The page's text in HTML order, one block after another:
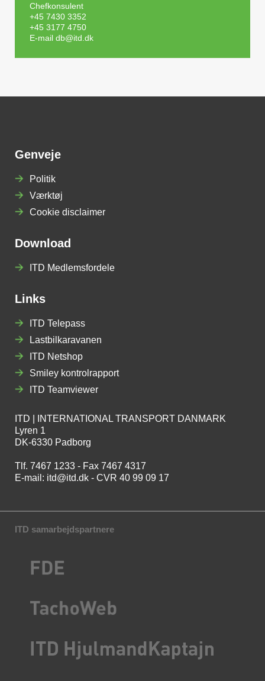
Chefkonsulent
+45 7430 3352
+45 3177 4750
E-mail db@itd.dk
Genveje
Politik
Værktøj
Cookie disclaimer
Download
ITD Medlemsfordele
Links
ITD Telepass
Lastbilkaravanen
ITD Netshop
Smiley kontrolrapport
ITD Teamviewer
ITD | INTERNATIONAL TRANSPORT DANMARK
Lyren 1
DK-6330 Padborg
Tlf. 7467 1233 - Fax 7467 4317
E-mail: itd@itd.dk - CVR 40 99 09 17
ITD samarbejdspartnere